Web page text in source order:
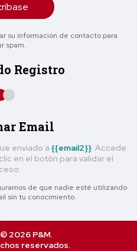
su información de contacto para
spam.
Registro
Email
enviado a {{email2}}. Accede
en el botón para validar el
de que nadie esté utilizando
sin tu conocimiento.
2026 P&M.
reservados.